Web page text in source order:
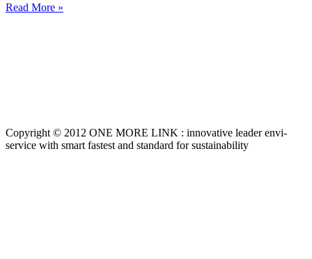
Read More »
Copyright © 2012 ONE MORE LINK : innovative leader envi-
service with smart fastest and standard for sustainability